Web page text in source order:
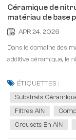
Céramique de
matériau de base
haute
APR 24, 2026
Dans le domaine des
additive céramique, le
matériau essentiel
thermique et d'isolation
ÉTIQUETTES :
Substrats
Filtres AlN
Creusets En AlN